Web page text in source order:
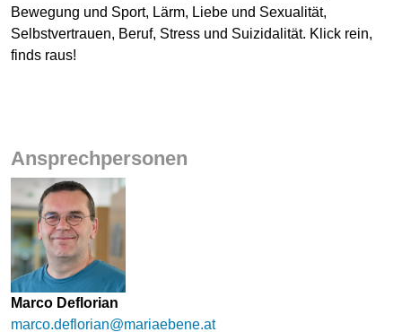
Bewegung und Sport, Lärm, Liebe und Sexualität,
Selbstvertrauen, Beruf, Stress und Suizidalität. Klick rein,
finds raus!
Ansprechpersonen
Marco Deflorian
marco.deflorian@mariaebene.at